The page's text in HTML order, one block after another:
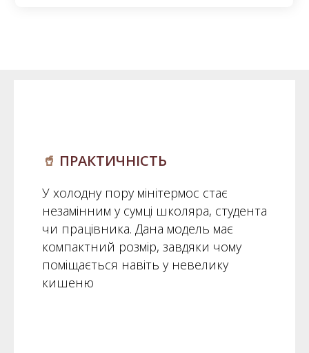
🥤 ПРАКТИЧНІСТЬ
У холодну пору мінітермос стає
незамінним у сумці школяра, студента
чи працівника. Дана модель має
компактний розмір, завдяки чому
поміщається навіть у невелику
кишеню